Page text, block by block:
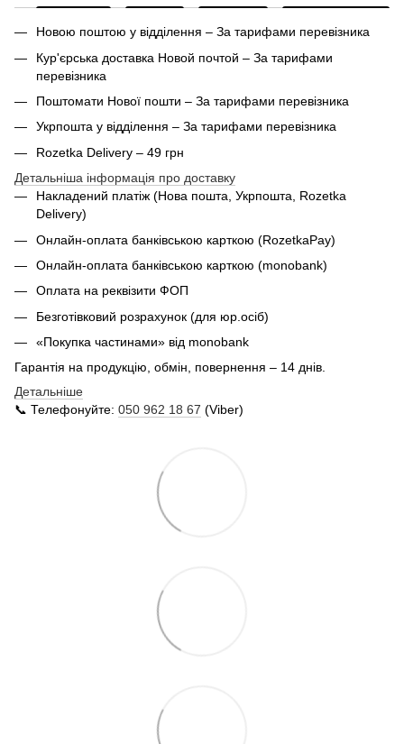
Новою поштою у відділення – За тарифами перевізника
Кур'єрська доставка Новой почтой – За тарифами
перевізника
Поштомати Нової пошти – За тарифами перевізника
Укрпошта у відділення – За тарифами перевізника
Rozetka Delivery – 49 грн
Детальніша інформація про доставку
Накладений платіж (Нова пошта, Укрпошта, Rozetka
Delivery)
Онлайн-оплата банківською карткою (RozetkaPay)
Онлайн-оплата банківською карткою (monobank)
Оплата на реквізити ФОП
Безготівковий розрахунок (для юр.осіб)
«Покупка частинами» від monobank
Гарантія на продукцію, обмін, повернення – 14 днів.
Детальніше
📞 Телефонуйте: 050 962 18 67 (Viber)